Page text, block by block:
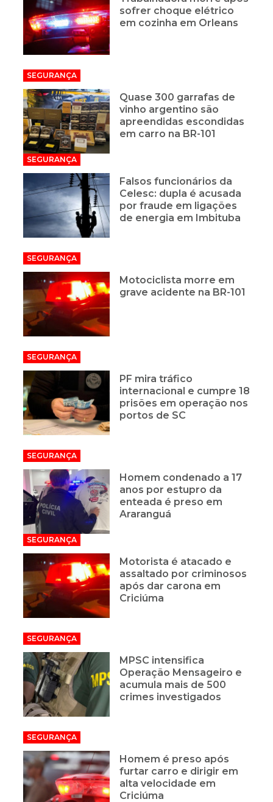
sofrer choque elétrico
em cozinha em Orleans
SEGURANÇA
Quase 300 garrafas de
vinho argentino são
apreendidas escondidas
em carro na BR-101
SEGURANÇA
Falsos funcionários da
Celesc: dupla é acusada
por fraude em ligações
de energia em Imbituba
SEGURANÇA
Motociclista morre em
grave acidente na BR-101
SEGURANÇA
PF mira tráfico
internacional e cumpre 18
prisões em operação nos
portos de SC
SEGURANÇA
Homem condenado a 17
anos por estupro da
enteada é preso em
Araranguá
SEGURANÇA
Motorista é atacado e
assaltado por criminosos
após dar carona em
Criciúma
SEGURANÇA
MPSC intensifica
Operação Mensageiro e
acumula mais de 500
crimes investigados
SEGURANÇA
Homem é preso após
furtar carro e dirigir em
alta velocidade em
Criciúma